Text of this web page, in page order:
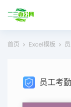
首页
Excel模板